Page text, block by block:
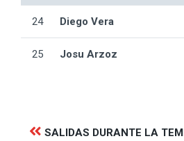
24 Diego Vera
25 Josu Arzoz
SALIDAS DURANTE LA